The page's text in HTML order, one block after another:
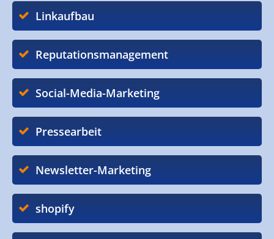
Linkaufbau
Reputationsmanagement
Social-Media-Marketing
Pressearbeit
Newsletter-Marketing
shopify